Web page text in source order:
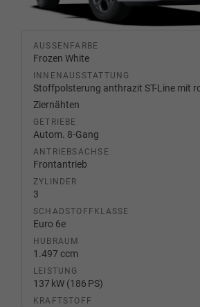
AUSSENFARBE
Frozen White
INNENAUSSTATTUNG
Stoffpolsterung anthrazit ST-Line mit
Ziernähten
GETRIEBE
Autom. 8-Gang
ANTRIEBSACHSE
Frontantrieb
ZYLINDER
3
SCHADSTOFFKLASSE
Euro 6e
HUBRAUM
1.497 ccm
LEISTUNG
137 kW (186 PS)
KRAFTSTOFF